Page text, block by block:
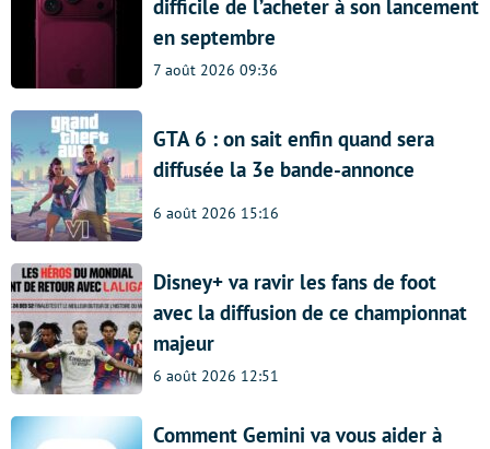
difficile de l’acheter à son lancement
en septembre
7 août 2026 09:36
GTA 6 : on sait enfin quand sera
diffusée la 3e bande-annonce
6 août 2026 15:16
Disney+ va ravir les fans de foot
avec la diffusion de ce championnat
majeur
6 août 2026 12:51
Comment Gemini va vous aider à